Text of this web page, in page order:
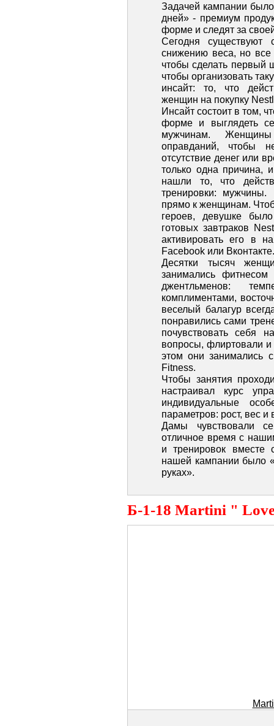
Задачей кампании
дней» - премиум
форме и следят за
Сегодня существуют
снижению веса, но
чтобы сделать первый
чтобы организовать
инсайт: то, что
женщин на покупку
Инсайт состоит в том,
форме и выглядеть
мужчинам.
оправданий, чтобы
отсутствие денег или
только одна причина,
нашли то, что
тренировки:
прямо к женщинам.
героев, девушке
готовых завтраков
активировать его в
Facebook или Вконтакте.
Десятки тысяч
занимались
джентльменов:
комплиментами,
веселый балагур
понравились сами
почувствовать себя
вопросы, флиртовали
этом они занимались
Fitness.
Чтобы занятия
настраивал курс
индивидуальные
параметров: рост, вес и
Дамы чувствовали
отличное время с
и тренировок
нашей кампании было
руках».
Б-1-18 Martini "